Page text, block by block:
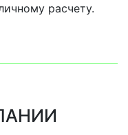
расчету.